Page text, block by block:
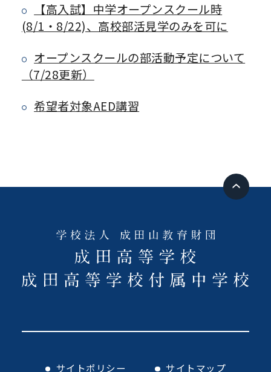
【高入試】中学オープンスクール時
(8/1・8/22)、高校部活見学のみを可に
オープンスクールの部活動予定について
（7/28更新）
希望者対象AED講習
サイトポリシー サイトマップ